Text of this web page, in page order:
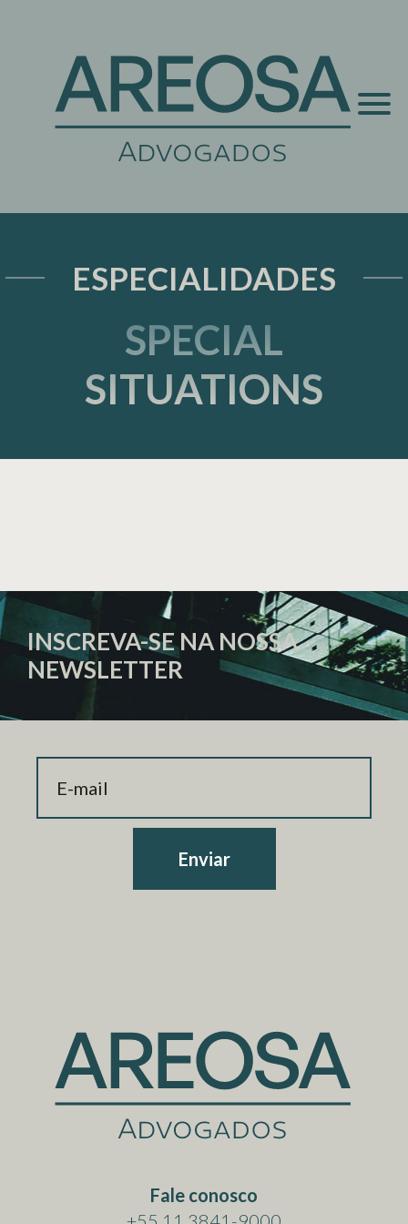
ESPECIALIDADES
SPECIAL
SITUATIONS
INSCREVA-SE NA NOSSA
NEWSLETTER
Enviar
Fale conosco